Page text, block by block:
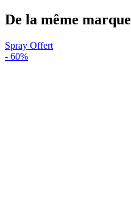
De la même marque
Spray Offert
- 60%